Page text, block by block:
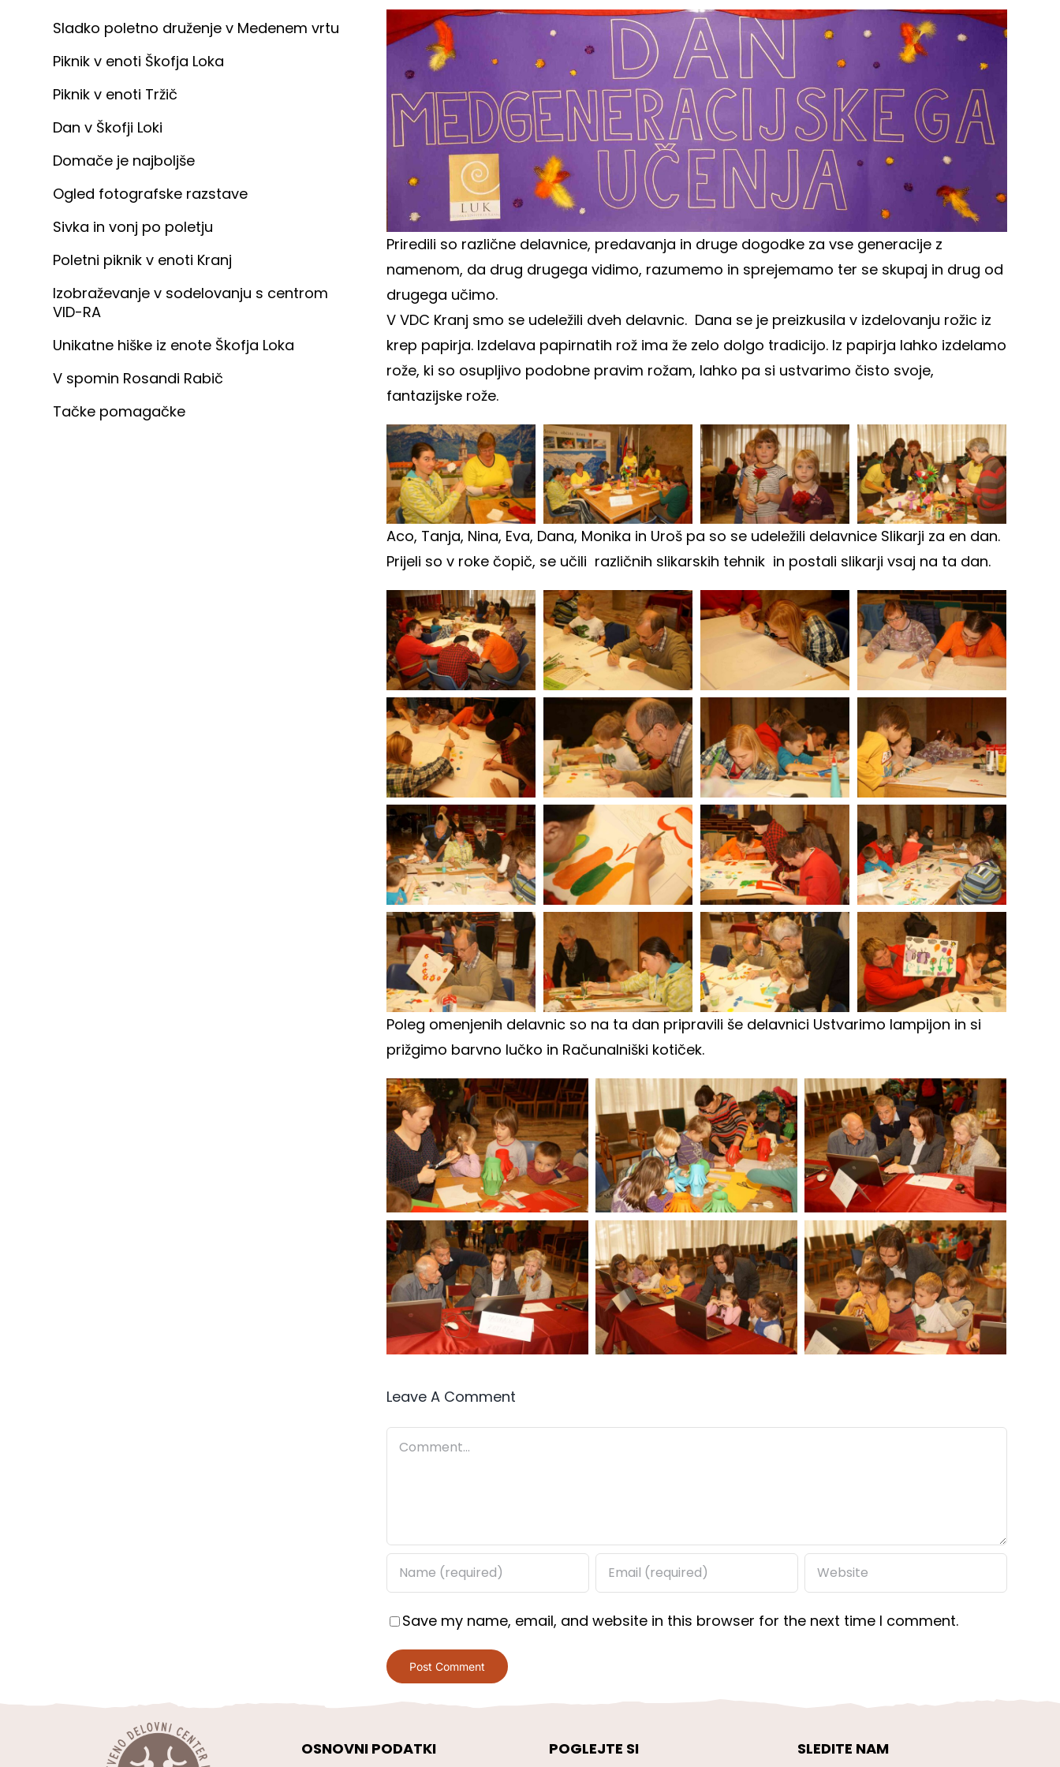
Sladko poletno druženje v Medenem vrtu
Piknik v enoti Škofja Loka
Piknik v enoti Tržič
Dan v Škofji Loki
Domače je najboljše
Ogled fotografske razstave
Sivka in vonj po poletju
Poletni piknik v enoti Kranj
Izobraževanje v sodelovanju s centrom
VID-RA
Unikatne hiške iz enote Škofja Loka
V spomin Rosandi Rabič
Tačke pomagačke
Priredili so različne delavnice, predavanja in druge dogodke za vse generacije z
namenom, da drug drugega vidimo, razumemo in sprejemamo ter se skupaj in drug od
drugega učimo.
V VDC Kranj smo se udeležili dveh delavnic. Dana se je preizkusila v izdelovanju rožic iz
krep papirja. Izdelava papirnatih rož ima že zelo dolgo tradicijo. Iz papirja lahko izdelamo
rože, ki so osupljivo podobne pravim rožam, lahko pa si ustvarimo čisto svoje,
fantazijske rože.
Aco, Tanja, Nina, Eva, Dana, Monika in Uroš pa so se udeležili delavnice Slikarji za en dan.
Prijeli so v roke čopič, se učili različnih slikarskih tehnik in postali slikarji vsaj na ta dan.
Poleg omenjenih delavnic so na ta dan pripravili še delavnici Ustvarimo lampijon in si
prižgimo barvno lučko in Računalniški kotiček.
Leave A Comment
Comment
Save my name, email, and website in this browser for the next time I comment.
OSNOVNI PODATKI POGLEJTE SI SLEDITE NAM